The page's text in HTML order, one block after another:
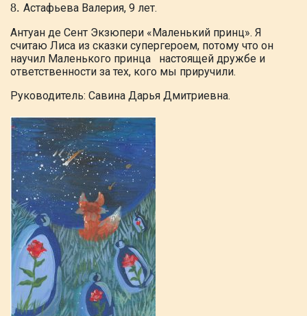
8. Астафьева Валерия, 9 лет.
Антуан де Сент Экзюпери «Маленький принц». Я
считаю Лиса из сказки супергероем, потому что он
научил Маленького принца настоящей дружбе и
ответственности за тех, кого мы приручили.
Руководитель: Савина Дарья Дмитриевна.